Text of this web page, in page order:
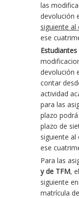
las
devolución
siguiente al
ese
devolución
contar
actividad
para las
plazo
plazo de
siguiente al
ese
Para las
y de TFM,
siguiente
matrícula